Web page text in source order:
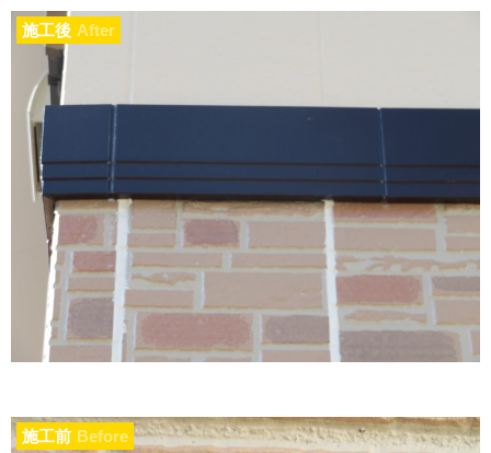
施工後 After
施工前 Before